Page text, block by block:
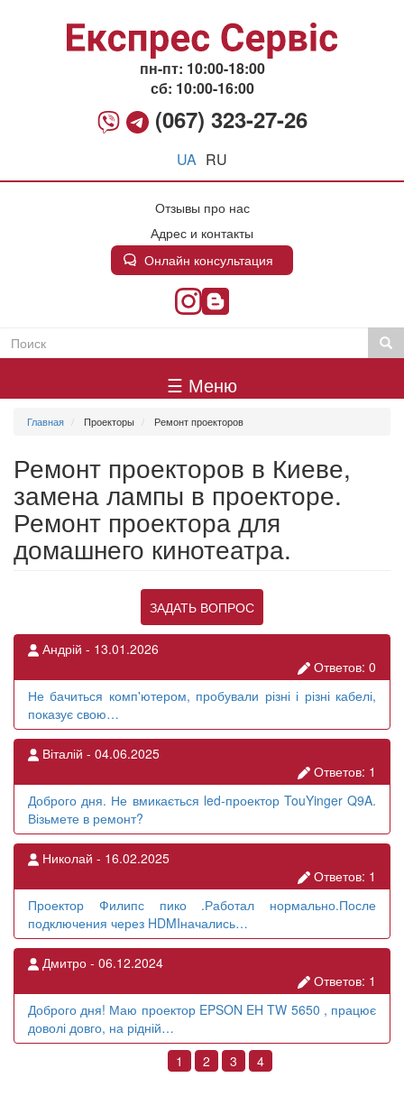
пн-пт: 10:00-18:00
сб: 10:00-16:00
(067) 323-27-26
UA RU
Отзывы про нас
Адрес и контакты
Онлайн консультация
Пошукова
Поиск
меню
☰ Меню
Главная Проекторы Ремонт проекторов
Ремонт проекторов в Киеве,
замена лампы в проекторе.
Ремонт проектора для
домашнего кинотеатра.
ЗАДАТЬ ВОПРОС
Андрій - 13.01.2026
Ответов: 0
Не бачиться комп'ютером, пробували різні і різні кабелі,
показує свою…
Віталій - 04.06.2025
Ответов: 1
Доброго дня. Не вмикається led-проектор TouYinger Q9A.
Візьмете в ремонт?
Николай - 16.02.2025
Ответов: 1
Проектор Филипс пико .Работал нормально.После
подключения через HDMIначались…
Дмитро - 06.12.2024
Ответов: 1
Доброго дня! Маю проектор EPSON EH TW 5650 , працює
доволі довго, на рідній…
Текущая
1 Страница
2 Страница
3 Страница
4